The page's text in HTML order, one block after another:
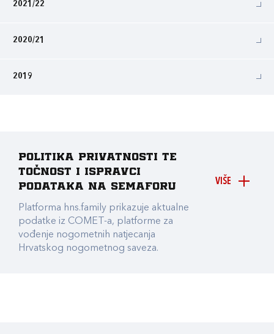
2021/22
2020/21
2019
VIŠE
Politika privatnosti te
točnost i ispravci
podataka na Semaforu
Platforma hns.family prikazuje aktualne
podatke iz COMET-a, platforme za
vođenje nogometnih natjecanja
Hrvatskog nogometnog saveza.